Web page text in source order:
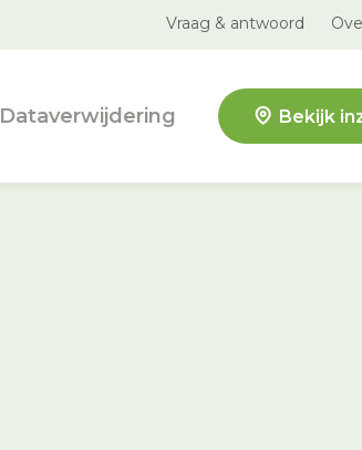
Vraag & antwoord
Dataverwijdering Bekijk